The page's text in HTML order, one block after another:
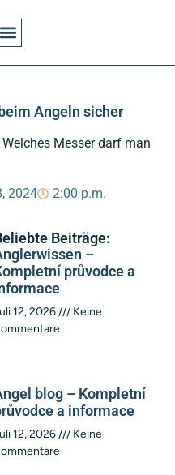
Angeln sicher
Welches Messer darf man
2024
2:00 p.m.
Beiträge:
–
průvodce a
12, 2026
Keine
blog – Kompletní
a informace
12, 2026
Keine